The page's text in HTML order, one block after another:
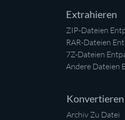
Extrahieren
ZIP-Dateien
RAR-Dateien
7Z-Dateien
Andere Dateien
Konvertieren
Archiv Zu Datei